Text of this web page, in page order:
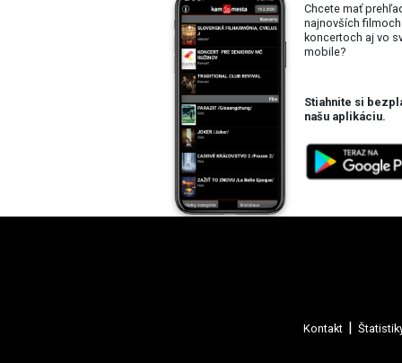
Chcete mať
najnovších
koncertoch aj vo
mobile?
Stiahnite si
našu aplikáciu.
Kontakt